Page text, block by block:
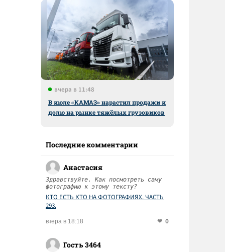
вчера в 11:48
В июле «КАМАЗ» нарастил продажи и
долю на рынке тяжёлых грузовиков
Последние комментарии
Анастасия
Здравствуйте. Как посмотреть саму
фотографию к этому тексту?
КТО ЕСТЬ КТО НА ФОТОГРАФИЯХ. ЧАСТЬ
293.
вчера в 18:18 0
Гость 3464